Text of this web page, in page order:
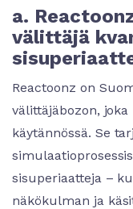
a.
välittäjä
Reactoonz on
välittäjäbozon,
käytännössä. Se
sisuperiaatteja –
näkökulman ja